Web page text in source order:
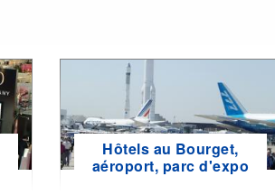
Hôtels au Bourget,
aéroport, parc d'expo